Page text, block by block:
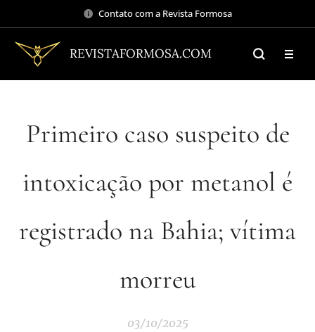
Contato com a Revista Formosa
REVISTAFORMOSA.COM
Primeiro caso suspeito de
intoxicação por metanol é
registrado na Bahia; vítima
morreu
03/10/2025